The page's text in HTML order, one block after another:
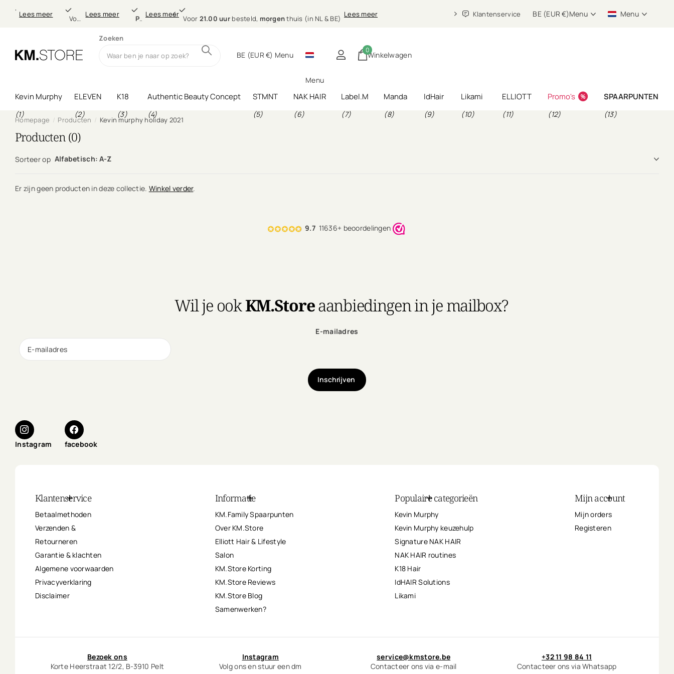
Gratis verzending vanaf €49,-
Lees meer
Gratis verzending
21.00 uurbesteld, morgenthuis (in NL & BE)
Lees meer
morgen
haarverzorging bij jou thuis
Lees meer
Professionele
Lees meer Voor 21.00 uur besteld, morgenthuis (in NL & BE) Lees meer Klantenservice BE (EUR €)Menu Menu
Zoeken
BE (EUR €) Menu
Menu
Winkelwagen
0
Kevin Murphy
(1)
ELEVEN
(2)
K18
(3)
Authentic Beauty Concept
(4)
STMNT
(5)
NAK HAIR
(6)
Label.M
(7)
Manda
(8)
IdHair
(9)
Likami
(10)
ELLIOTT
(11)
Promo's
(12)
SPAARPUNTEN
(13)
Homepage Producten Kevin murphy holiday 2021
Producten (0)
Sorteer op Alfabetisch: A-Z
Er zijn geen producten in deze collectie. Winkel verder.
9.7 11636+ beoordelingen
Wil je ookKM.Storeaanbiedingen in je mailbox?
E-mailadres
Inschrijven
Instagram facebook
Klantenservice
Betaalmethoden
Verzenden &
Retourneren
Garantie & klachten
Algemene voorwaarden
Privacyverklaring
Disclaimer
Informatie
KM.Family Spaarpunten
Over KM.Store
Elliott Hair & Lifestyle
Salon
KM.Store Korting
KM.Store Reviews
KM.Store Blog
Samenwerken?
Populaire categorieën
Kevin Murphy
Kevin Murphy keuzehulp
Signature NAK HAIR
NAK HAIR routines
K18 Hair
IdHAIR Solutions
Likami
Mijn account
Mijn orders
Registeren
Bezoek ons
Korte Heerstraat 12/2, B-3910 Pelt
Instagram
Volg ons en stuur een dm
service@kmstore.be
Contacteer ons via e-mail
+32 11 98 84 11
Contacteer ons via Whatsapp